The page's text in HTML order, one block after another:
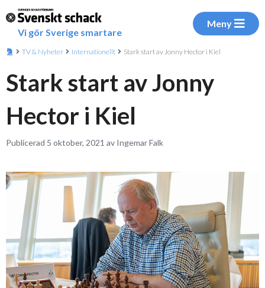
Vi gör Sverige smartare
Meny
TV & Nyheter Internationellt Stark start av Jonny Hector i Kiel
Stark start av Jonny
Hector i Kiel
Publicerad 5 oktober, 2021 av Ingemar Falk